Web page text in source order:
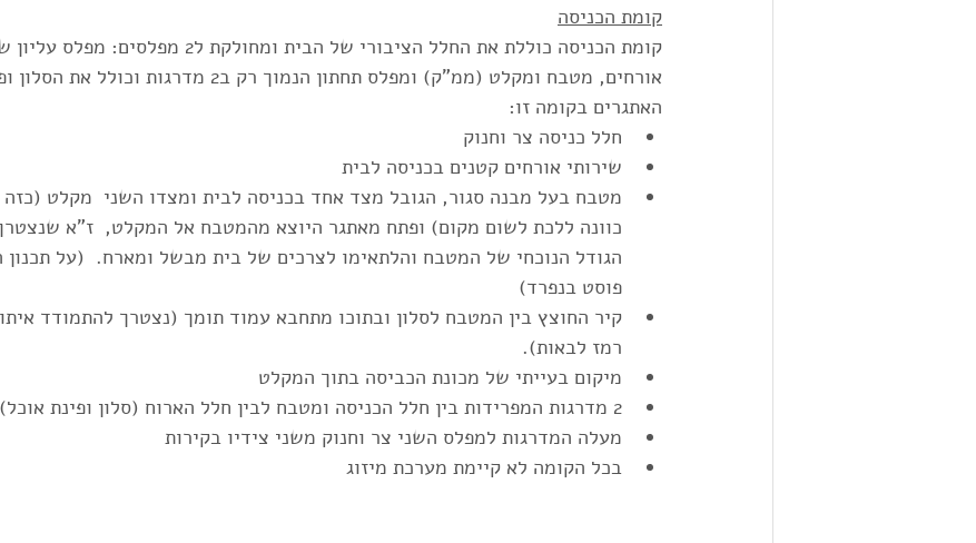
קומת הכניסה
קומת הכניסה כוללת את החלל הציבורי של הבית
אורחים, מטבח ומקלט (ממ"ק) ומפלס תחתון הנמוך רק ב2 מדרגות וכולל את הסלון ופינת האוכל.
האתגרים בקומה זו:
חלל כניסה צר וחנוק
שירותי אורחים קטנים בכניסה לבית
מטבח בעל מבנה סגור, הגובל מצד אחד בכניסה לבית ומצדו השני  מקלט
כוונה ללכת לשום מקום) ופתח מאתגר היוצא מהמטבח אל המקלט,  ז"א
הגודל הנוכחי של המטבח והלתאימו לצרכים של בית מבשל ומארח.  (על
פוסט בנפרד)
קיר החוצץ בין המטבח לסלון ובתוכו מתחבא עמוד תומך (נצטרך להתמודד
רמז לבאות).
מיקום בעייתי של מכונת הכביסה בתוך המקלט
2 מדרגות המפרידות בין חלל הכניסה ומטבח לבין חלל הארוח (סלון ופינת אוכל)
מעלה המדרגות למפלס השני צר וחנוק משני צידיו בקירות
בכל הקומה לא קיימת מערכת מיזוג